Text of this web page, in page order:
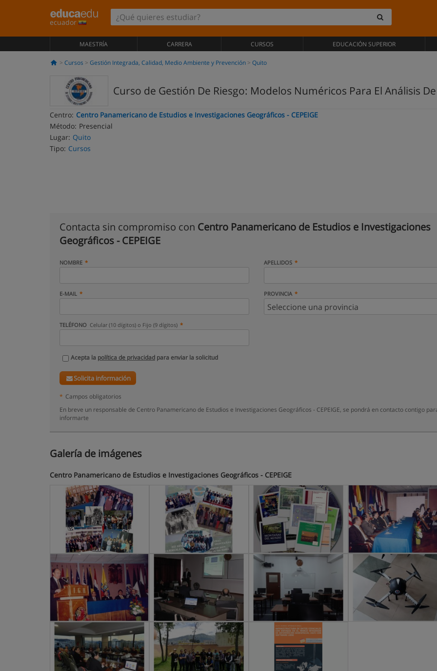
ecuador
MAESTRÍA CARRERA CURSOS EDUCACIÓN SUPERIOR
Cursos Gestión Integrada, Calidad, Medio Ambiente y Prevención Quito
Curso de Gestión De Riesgo: Modelos Numéricos Para El Análisis
Centro: Centro Panamericano de Estudios e Investigaciones Geográficos - CEPEIGE
Método: Presencial
Lugar: Quito
Tipo: Cursos
Contacta sin compromiso con Centro Panamericano de Estudios e Investigaciones
Geográficos - CEPEIGE
NOMBRE APELLIDOS
E-MAIL PROVINCIA
TELÉFONO Celular (10 dígitos) o Fijo (9 dígitos)
Acepta la política de privacidad para enviar la solicitud
Solicita información
* Campos obligatorios
En breve un responsable de Centro Panamericano de Estudios e Investigaciones Geográficos - CEPEIGE, se pondrá en contacto contigo
informarte
Galería de imágenes
Centro Panamericano de Estudios e Investigaciones Geográficos - CEPEIGE